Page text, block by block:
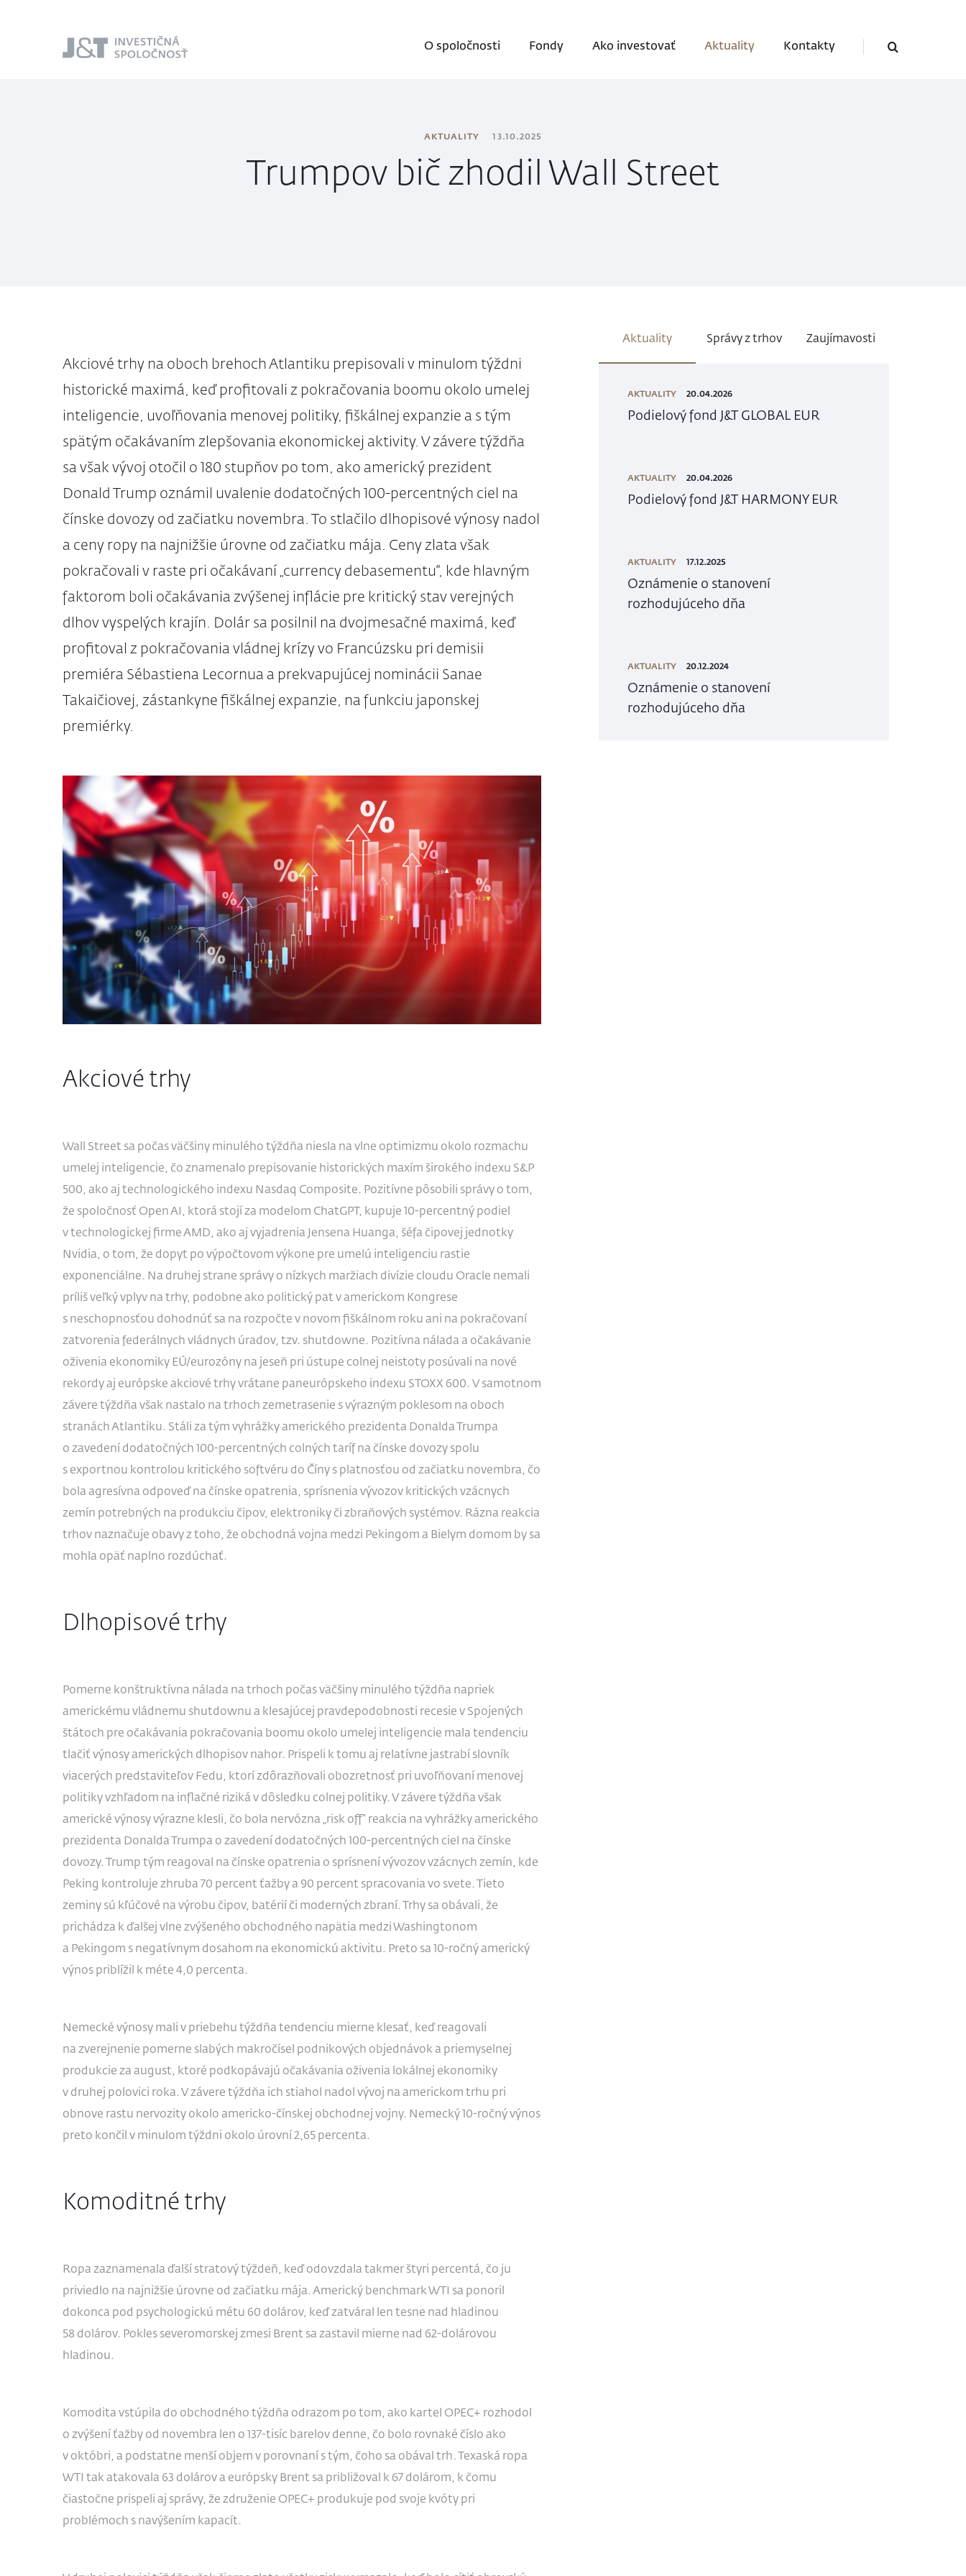
J&T Investičná
spoločnosť
O spoločnosti Fondy Ako investovať Aktuality Kontakty
AKTUALITY 13.10.2025
Trumpov bič zhodil Wall Street
Akciové trhy na oboch brehoch Atlantiku prepisovali v minulom týždni
historické maximá, keď profitovali z pokračovania boomu okolo umelej
inteligencie, uvoľňovania menovej politiky, fiškálnej expanzie a s tým
spätým očakávaním zlepšovania ekonomickej aktivity. V závere týždňa
sa však vývoj otočil o 180 stupňov po tom, ako americký prezident
Donald Trump oznámil uvalenie dodatočných 100-percentných ciel na
čínske dovozy od začiatku novembra. To stlačilo dlhopisové výnosy nadol
a ceny ropy na najnižšie úrovne od začiatku mája. Ceny zlata však
pokračovali v raste pri očakávaní „currency debasementu“, kde hlavným
faktorom boli očakávania zvýšenej inflácie pre kritický stav verejných
dlhov vyspelých krajín. Dolár sa posilnil na dvojmesačné maximá, keď
profitoval z pokračovania vládnej krízy vo Francúzsku pri demisii
premiéra Sébastiena Lecornua a prekvapujúcej nominácii Sanae
Takaičiovej, zástankyne fiškálnej expanzie, na funkciu japonskej
premiérky.
Akciové trhy
Wall Street sa počas väčšiny minulého týždňa niesla na vlne optimizmu okolo rozmachu
umelej inteligencie, čo znamenalo prepisovanie historických maxím širokého indexu S&P
500, ako aj technologického indexu Nasdaq Composite. Pozitívne pôsobili správy o tom,
že spoločnosť Open AI, ktorá stojí za modelom ChatGPT, kupuje 10-percentný podiel
v technologickej firme AMD, ako aj vyjadrenia Jensena Huanga, šéfa čipovej jednotky
Nvidia, o tom, že dopyt po výpočtovom výkone pre umelú inteligenciu rastie
exponenciálne. Na druhej strane správy o nízkych maržiach divízie cloudu Oracle nemali
príliš veľký vplyv na trhy, podobne ako politický pat v americkom Kongrese
s neschopnosťou dohodnúť sa na rozpočte v novom fiškálnom roku ani na pokračovaní
zatvorenia federálnych vládnych úradov, tzv. shutdowne. Pozitívna nálada a očakávanie
oživenia ekonomiky EÚ/eurozóny na jeseň pri ústupe colnej neistoty posúvali na nové
rekordy aj európske akciové trhy vrátane paneurópskeho indexu STOXX 600. V samotnom
závere týždňa však nastalo na trhoch zemetrasenie s výrazným poklesom na oboch
stranách Atlantiku. Stáli za tým vyhrážky amerického prezidenta Donalda Trumpa
o zavedení dodatočných 100-percentných colných taríf na čínske dovozy spolu
s exportnou kontrolou kritického softvéru do Číny s platnosťou od začiatku novembra, čo
bola agresívna odpoveď na čínske opatrenia, sprísnenia vývozov kritických vzácnych
zemín potrebných na produkciu čipov, elektroniky či zbraňových systémov. Rázna reakcia
trhov naznačuje obavy z toho, že obchodná vojna medzi Pekingom a Bielym domom by sa
mohla opäť naplno rozdúchať.
Dlhopisové trhy
Pomerne konštruktívna nálada na trhoch počas väčšiny minulého týždňa napriek
americkému vládnemu shutdownu a klesajúcej pravdepodobnosti recesie v Spojených
štátoch pre očakávania pokračovania boomu okolo umelej inteligencie mala tendenciu
tlačiť výnosy amerických dlhopisov nahor. Prispeli k tomu aj relatívne jastrabí slovník
viacerých predstaviteľov Fedu, ktorí zdôrazňovali obozretnosť pri uvoľňovaní menovej
politiky vzhľadom na inflačné riziká v dôsledku colnej politiky. V závere týždňa však
americké výnosy výrazne klesli, čo bola nervózna „risk off“ reakcia na vyhrážky amerického
prezidenta Donalda Trumpa o zavedení dodatočných 100-percentných ciel na čínske
dovozy. Trump tým reagoval na čínske opatrenia o sprísnení vývozov vzácnych zemín, kde
Peking kontroluje zhruba 70 percent ťažby a 90 percent spracovania vo svete. Tieto
zeminy sú kľúčové na výrobu čipov, batérií či moderných zbraní. Trhy sa obávali, že
prichádza k ďalšej vlne zvýšeného obchodného napätia medzi Washingtonom
a Pekingom s negatívnym dosahom na ekonomickú aktivitu. Preto sa 10-ročný americký
výnos priblížil k méte 4,0 percenta.
Nemecké výnosy mali v priebehu týždňa tendenciu mierne klesať, keď reagovali
na zverejnenie pomerne slabých makročísel podnikových objednávok a priemyselnej
produkcie za august, ktoré podkopávajú očakávania oživenia lokálnej ekonomiky
v druhej polovici roka. V závere týždňa ich stiahol nadol vývoj na americkom trhu pri
obnove rastu nervozity okolo americko-čínskej obchodnej vojny. Nemecký 10-ročný výnos
preto končil v minulom týždni okolo úrovní 2,65 percenta.
Komoditné trhy
Ropa zaznamenala ďalší stratový týždeň, keď odovzdala takmer štyri percentá, čo ju
priviedlo na najnižšie úrovne od začiatku mája. Americký benchmark WTI sa ponoril
dokonca pod psychologickú métu 60 dolárov, keď zatváral len tesne nad hladinou
58 dolárov. Pokles severomorskej zmesi Brent sa zastavil mierne nad 62-dolárovou
hladinou.
Komodita vstúpila do obchodného týždňa odrazom po tom, ako kartel OPEC+ rozhodol
o zvýšení ťažby od novembra len o 137-tisíc barelov denne, čo bolo rovnaké číslo ako
v októbri, a podstatne menší objem v porovnaní s tým, čoho sa obával trh. Texaská ropa
WTI tak atakovala 63 dolárov a európsky Brent sa približoval k 67 dolárom, k čomu
čiastočne prispeli aj správy, že združenie OPEC+ produkuje pod svoje kvóty pri
problémoch s navýšením kapacít.
Aktuality Správy z trhov Zaujímavosti
AKTUALITY 20.04.2026
Podielový fond J&T GLOBAL EUR
AKTUALITY 20.04.2026
Podielový fond J&T HARMONY EUR
AKTUALITY 17.12.2025
Oznámenie o stanovení
rozhodujúceho dňa
AKTUALITY 20.12.2024
Oznámenie o stanovení
rozhodujúceho dňa